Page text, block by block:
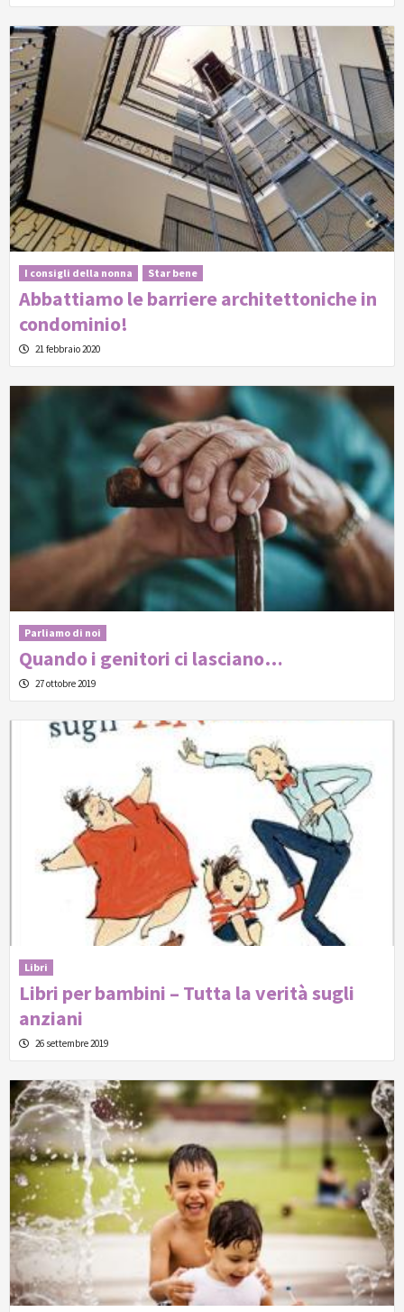
I consigli della nonna Star bene
Abbattiamo le barriere architettoniche in
condominio!
21 febbraio 2020
Parliamo di noi
Quando i genitori ci lasciano…
27 ottobre 2019
Libri
Libri per bambini – Tutta la verità sugli
anziani
26 settembre 2019